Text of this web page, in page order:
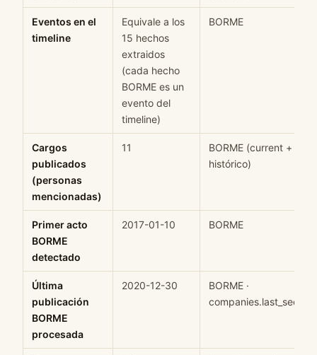
Eventos en el
timeline
Equivale a los
15 hechos
extraidos
(cada hecho
BORME es un
evento del
timeline)
BORME
Cargos
publicados
(personas
mencionadas)
11
BORME (current +
histórico)
Primer acto
BORME
detectado
2017-01-10 BORME
Última
publicación
BORME
procesada
2020-12-30
BORME ·
companies.last_seen